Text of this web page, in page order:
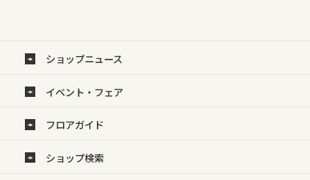
ショップニュース
イベント・フェア
フロアガイド
ショップ検索